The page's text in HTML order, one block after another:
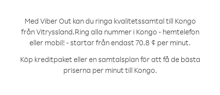
Med Viber Out kan du ringa kvalitetssamtal till Kongo
från Vitryssland.Ring alla nummer i Kongo - hemtelefon
eller mobil! - startar från endast 70.8 ¢ per minut.
Köp kreditpaket eller en samtalsplan för att få de bästa
priserna per minut till Kongo.